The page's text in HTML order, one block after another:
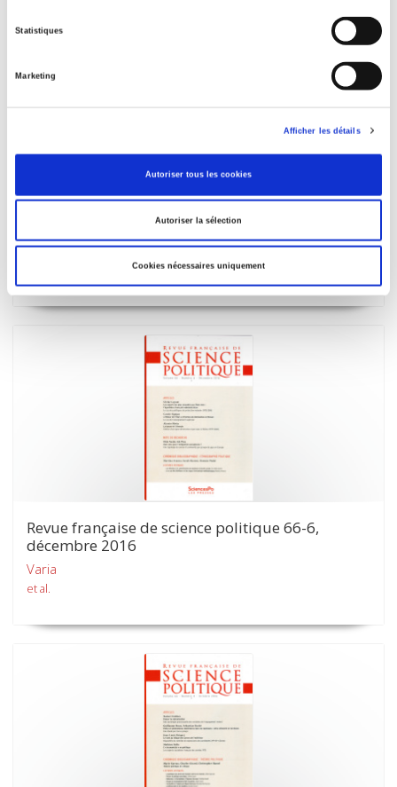
Statistiques
Marketing
Afficher les détails
Autoriser tous les cookies
Autoriser la sélection
Cookies nécessaires uniquement
Revue française de science politique 67-2
et al.
Revue française de science politique 66-6,
décembre 2016
Varia
et al.